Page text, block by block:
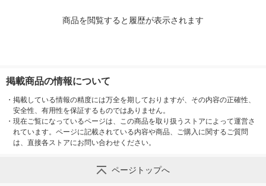
商品を閲覧すると履歴が表示されます
掲載商品の情報について
・ 掲載している情報の精度には万全を期しておりますが、その内容の正確性、
安全性、有用性を保証するものではありません。
・ 現在ご覧になっているページは、この商品を取り扱うストアによって運営さ
れています。ページに記載されている内容や商品、ご購入に関するご質問
は、直接各ストアにお問い合わせください。
ページトップへ